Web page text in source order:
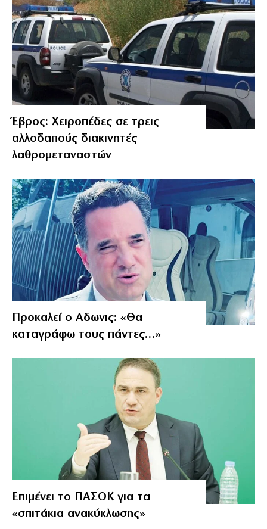
Έβρος: Χειροπέδες σε τρεις
αλλοδαπούς διακινητές
λαθρομεταναστών
Προκαλεί ο Αδωνις: «Θα
καταγράφω τους πάντες…»
Επιμένει το ΠΑΣΟΚ για τα
«σπιτάκια ανακύκλωσης»